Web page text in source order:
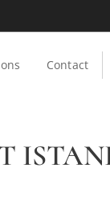
Contact